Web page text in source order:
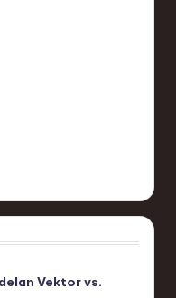
Vektor vs.